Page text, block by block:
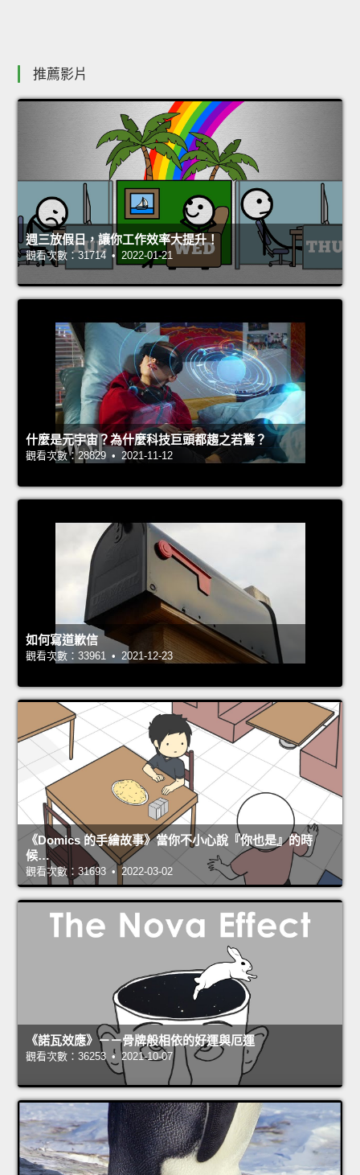
推薦影片
週三放假日，讓你工作效率大提升！
觀看次數：31714 • 2022-01-21
什麼是元宇宙？為什麼科技巨頭都趨之若鶩？
觀看次數：28829 • 2021-11-12
如何寫道歉信
觀看次數：33961 • 2021-12-23
《Domics 的手繪故事》當你不小心說『你也是』的時
候…
觀看次數：31693 • 2022-03-02
《諾瓦效應》－－骨牌般相依的好運與厄運
觀看次數：36253 • 2021-10-07